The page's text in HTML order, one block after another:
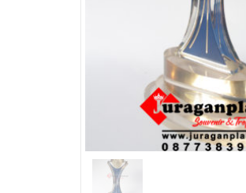
PLAKAT WAYANG
W30
Ready Stock